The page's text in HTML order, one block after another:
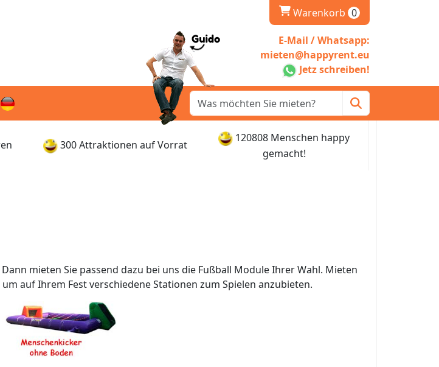
Warenkorb
Warenkorb 0
E-Mail / Whatsapp:
mieten@happyrent.eu
Jetz schreiben!
300 Attraktionen auf Vorrat
120808 Menschen happy
gemacht!
mieten Sie passend dazu bei uns die Fußball Module Ihrer Wahl. Mieten
auf Ihrem Fest verschiedene Stationen zum Spielen anzubieten.